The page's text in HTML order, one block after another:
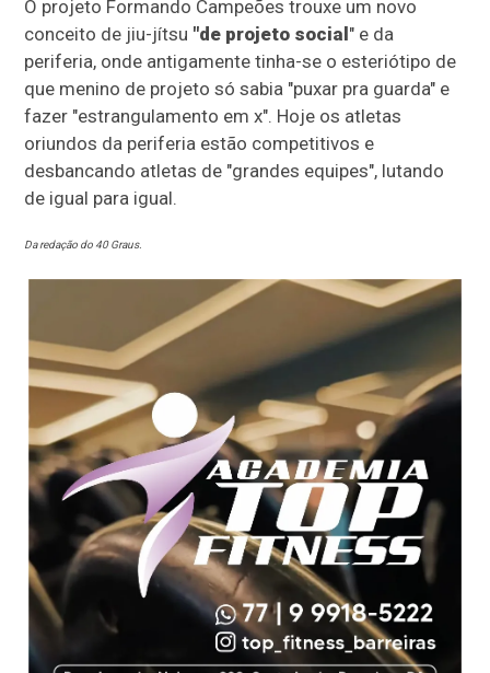
O projeto Formando Campeões trouxe um novo
conceito de jiu-jítsu "de projeto social " e da
periferia, onde antigamente tinha-se o esteriótipo de
que menino de projeto só sabia "puxar pra guarda" e
fazer "estrangulamento em x". Hoje os atletas
oriundos da periferia estão competitivos e
desbancando atletas de "grandes equipes", lutando
de igual para igual.
Da redação do 40 Graus.